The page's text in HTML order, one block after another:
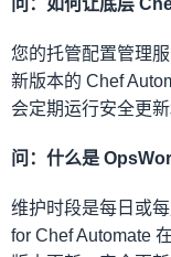
您的托管配置管理
新版本的 Chef
会定期运行安全更
问：什么是
维护时段是每日或
for Chef Automate